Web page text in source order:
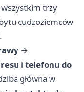
trzy
cudzoziemców
→
i telefonu do
główna w